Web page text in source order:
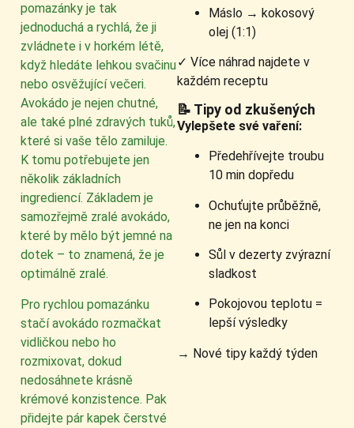
pomazánky je tak
jednoduchá a rychlá, že ji
zvládnete i v horkém létě,
když hledáte lehkou svačinu
nebo osvěžující večeri.
Avokádo je nejen chutné,
ale také plné zdravých tuků,
které si vaše tělo zamiluje.
K tomu potřebujete jen
několik základních
ingrediencí. Základem je
samozřejmě zralé avokádo,
které by mělo být jemné na
dotek – to znamená, že je
optimálně zralé.
Pro rychlou pomazánku
stačí avokádo rozmačkat
vidličkou nebo ho
rozmixovat, dokud
nedosáhnete krásně
krémové konzistence. Pak
přidejte pár kapek čerstvé
Máslo → kokosový
olej (1:1)
✓ Více náhrad najdete v
každém receptu
📝 Tipy od zkušených
Vylepšete své vaření:
Předehřívejte troubu
10 min dopředu
Ochuťujte průběžně,
ne jen na konci
Sůl v dezerty zvýrazní
sladkost
Pokojovou teplotu =
lepší výsledky
→ Nové tipy každý týden